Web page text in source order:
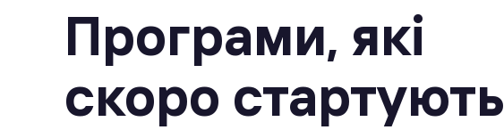
Програми, якi
скоро стартують